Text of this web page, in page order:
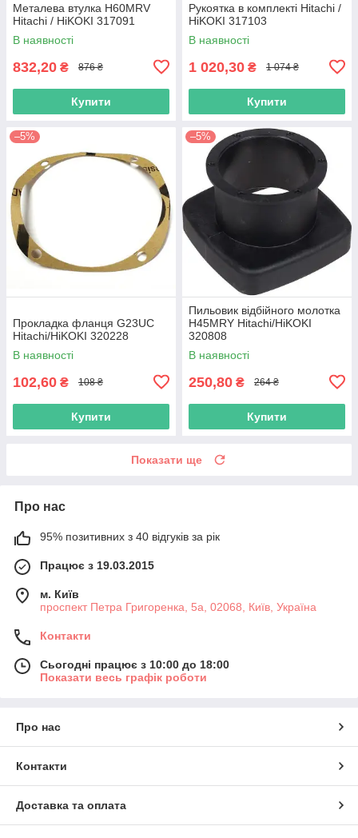
Металева втулка H60MRV
Hitachi / HiKOKI 317091
В наявності
832,20 ₴ 876 ₴
Купити
Рукоятка в комплекті Hitachi /
HiKOKI 317103
В наявності
1 020,30 ₴ 1 074 ₴
Купити
–5%
Прокладка фланця G23UC
Hitachi/HiKOKI 320228
В наявності
102,60 ₴ 108 ₴
Купити
–5%
Пильовик відбійного молотка
H45MRY Hitachi/HiKOKI
320808
В наявності
250,80 ₴ 264 ₴
Купити
Показати ще
Про нас
95% позитивних з 40 відгуків за рік
Працює з 19.03.2015
м. Київ
проспект Петра Григоренка, 5а, 02068, Київ, Україна
Контакти
Сьогодні працює з 10:00 до 18:00
Показати весь графік роботи
Про нас
Контакти
Доставка та оплата